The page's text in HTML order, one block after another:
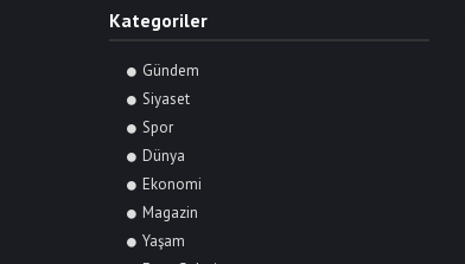
Kategoriler
Gündem
Siyaset
Spor
Dünya
Ekonomi
Magazin
Yaşam